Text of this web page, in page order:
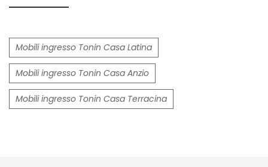
Mobili ingresso Tonin Casa Latina
Mobili ingresso Tonin Casa Anzio
Mobili ingresso Tonin Casa Terracina